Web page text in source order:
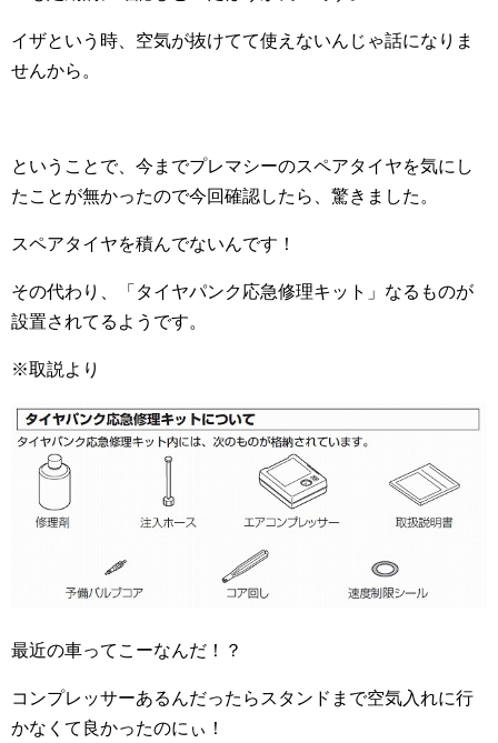
イザという時、空気が抜けてて使えないんじゃ話になりま
せんから。
ということで、今までプレマシーのスペアタイヤを気にし
たことが無かったので今回確認したら、驚きました。
スペアタイヤを積んでないんです！
その代わり、「タイヤパンク応急修理キット」なるものが
設置されてるようです。
※取説より
最近の車ってこーなんだ！？
コンプレッサーあるんだったらスタンドまで空気入れに行
かなくて良かったのにぃ！